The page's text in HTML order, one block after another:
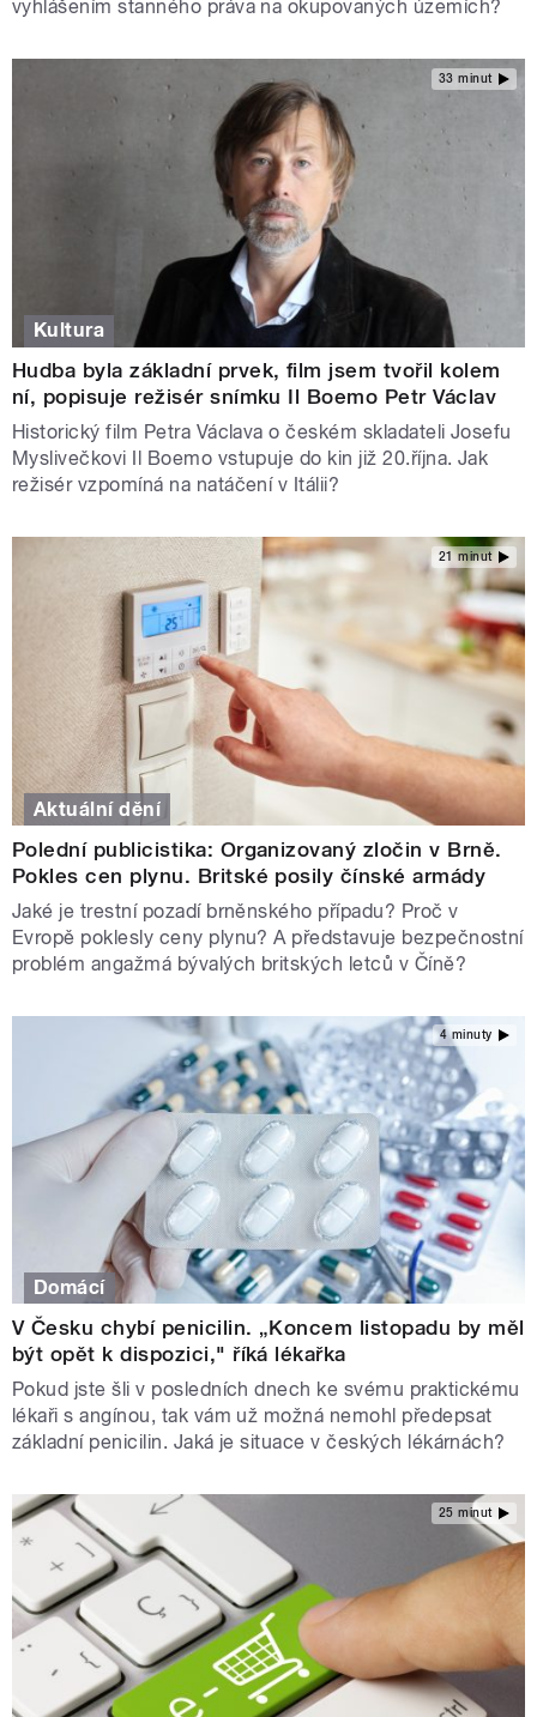
vyhlášením stanného práva na okupovaných územích?
33 minut
Kultura
Hudba byla základní prvek, film jsem tvořil kolem
ní, popisuje režisér snímku Il Boemo Petr Václav
Historický film Petra Václava o českém skladateli Josefu
Myslivečkovi Il Boemo vstupuje do kin již 20.října. Jak
režisér vzpomíná na natáčení v Itálii?
21 minut
Aktuální dění
Polední publicistika: Organizovaný zločin v Brně.
Pokles cen plynu. Britské posily čínské armády
Jaké je trestní pozadí brněnského případu? Proč v
Evropě poklesly ceny plynu? A představuje bezpečnostní
problém angažmá bývalých britských letců v Číně?
4 minuty
Domácí
V Česku chybí penicilin. „Koncem listopadu by měl
být opět k dispozici," říká lékařka
Pokud jste šli v posledních dnech ke svému praktickému
lékaři s angínou, tak vám už možná nemohl předepsat
základní penicilin. Jaká je situace v českých lékárnách?
25 minut